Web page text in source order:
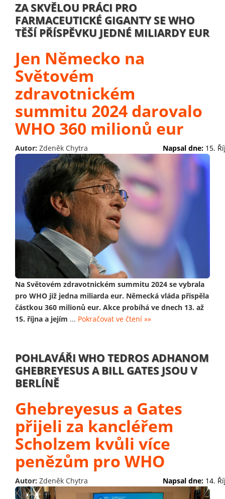
ZA SKVĚLOU PRÁCI PRO
FARMACEUTICKÉ GIGANTY SE WHO
TĚŠÍ PŘÍSPĚVKU JEDNÉ MILIARDY EUR
Jen Německo na
Světovém
zdravotnickém
summitu 2024 darovalo
WHO 360 milionů eur
Autor: Zdeněk Chytra Napsal dne: 15.
Na Světovém zdravotnickém summitu 2024 se vybrala
pro WHO již jedna miliarda eur. Německá vláda přispěla
částkou 360 milionů eur. Akce probíhá ve dnech 13. až
15. října a jejím ... Pokračovat ve čtení »»
POHLAVÁŘI WHO TEDROS ADHANOM
GHEBREYESUS A BILL GATES JSOU V
BERLÍNĚ
Ghebreyesus a Gates
přijeli za kancléřem
Scholzem kvůli více
penězům pro WHO
Autor: Zdeněk Chytra Napsal dne: 14.